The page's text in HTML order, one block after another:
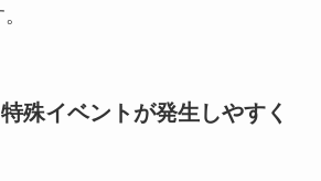
殊イベントが発生しやすく